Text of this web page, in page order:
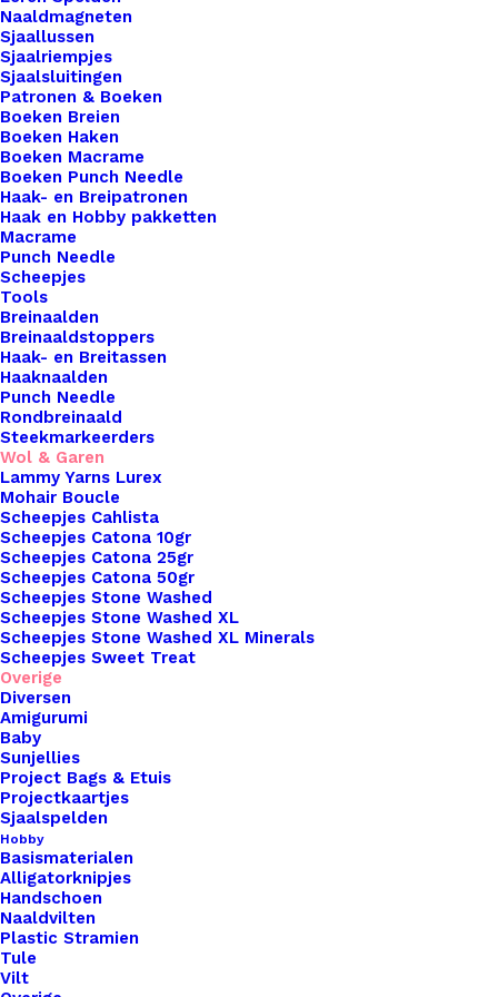
Naaldmagneten
Sjaallussen
Sjaalriempjes
Sjaalsluitingen
Patronen & Boeken
Boeken Breien
Boeken Haken
Boeken Macrame
Boeken Punch Needle
Haak- en Breipatronen
Haak en Hobby pakketten
Macrame
Punch Needle
Scheepjes
Tools
Breinaalden
Breinaaldstoppers
Haak- en Breitassen
Haaknaalden
Punch Needle
Rondbreinaald
Steekmarkeerders
Wol & Garen
Lammy Yarns Lurex
Mohair Boucle
Scheepjes Cahlista
Scheepjes Catona 10gr
Scheepjes Catona 25gr
Scheepjes Catona 50gr
Scheepjes Stone Washed
Scheepjes Stone Washed XL
Scheepjes Stone Washed XL Minerals
Scheepjes Sweet Treat
Overige
Diversen
Amigurumi
Baby
Sunjellies
Project Bags & Etuis
Projectkaartjes
Sjaalspelden
Hobby
Basismaterialen
Alligatorknipjes
Handschoen
Naaldvilten
Plastic Stramien
Tule
Vilt
€ 5,95.
1 op voorraad
Yarn
And
Colours
Urban
091
Khaki
aantal
Toevoegen aan winkelwagen
Toevoegen aan verlanglijst
Artikelnummer
Categorie
Naalddikte
Kleur
Binnen 1-3 werkdagen verzonden
Veilig betalen
Unieke en kwaliteitsproducten
Overzicht
Nog meer leuks!